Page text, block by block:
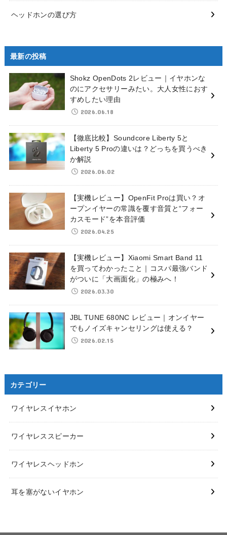
ヘッドホンの選び方
最新の投稿
Shokz OpenDots 2レビュー｜イヤホンな
のにアクセサリーみたい。大人女性におす
すめしたい理由
2026.06.18
【徹底比較】Soundcore Liberty 5と
Liberty 5 Proの違いは？どっちを買うべき
か解説
2026.06.02
【実機レビュー】OpenFit Proは買い？オ
ープンイヤーの常識を覆す音質と“フォー
カスモード”を本音評価
2026.04.25
【実機レビュー】Xiaomi Smart Band 11
を買ってわかったこと｜コスパ最強バンド
がついに「大画面化」の極みへ！
2026.03.30
JBL TUNE 680NC レビュー｜オンイヤー
でもノイズキャンセリングは使える？
2026.02.15
カテゴリー
ワイヤレスイヤホン
ワイヤレススピーカー
ワイヤレスヘッドホン
耳を塞がないイヤホン